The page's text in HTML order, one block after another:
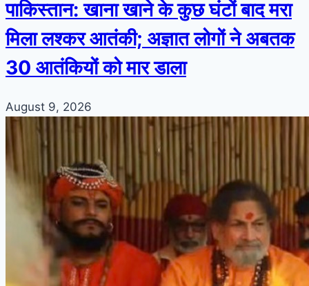
पाकिस्तान: खाना खाने के कुछ घंटों बाद मरा
मिला लश्कर आतंकी; अज्ञात लोगों ने अबतक
30 आतंकियों को मार डाला
August 9, 2026